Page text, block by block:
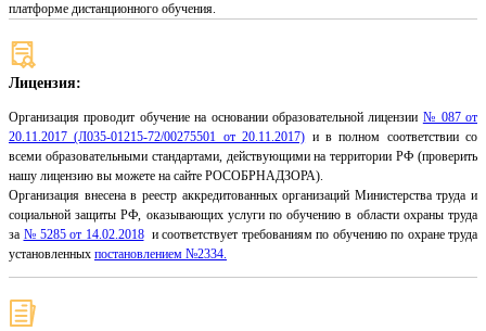
платформе дистанционного обучения.
Лицензия:
Организация проводит обучение на основании образовательной лицензии № 087 от
20.11.2017 (Л035-01215-72/00275501 от 20.11.2017) и в полном соответствии со
всеми образовательными стандартами, действующими на территории РФ (проверить
нашу лицензию вы можете на сайте РОСОБРНАДЗОРА).
Организация внесена в реестр аккредитованных организаций Министерства труда и
социальной защиты РФ, оказывающих услуги по обучению в области охраны труда
за № 5285 от 14.02.2018и соответствует требованиям по обучению по охране труда
установленных постановлением №2334.